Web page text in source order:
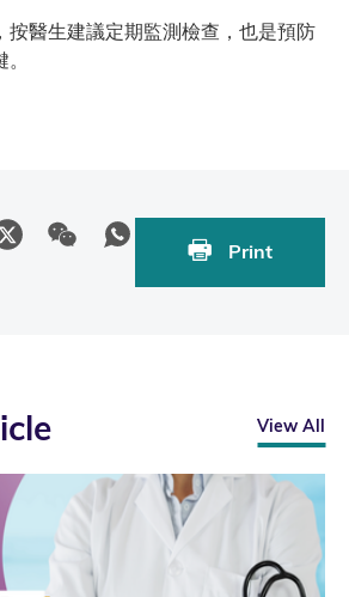
按醫生建議定期監測檢查，也是預防
Print
View All